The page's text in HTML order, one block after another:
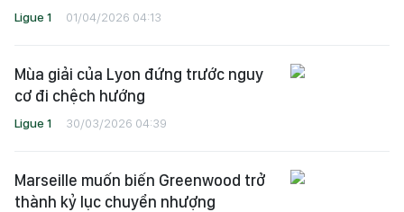
Ligue 1 01/04/2026 04:13
Mùa giải của Lyon đứng trước nguy
cơ đi chệch hướng
Ligue 1 30/03/2026 04:39
Marseille muốn biến Greenwood trở
thành kỷ lục chuyển nhượng